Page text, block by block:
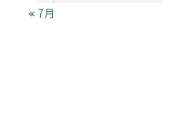
« 7月